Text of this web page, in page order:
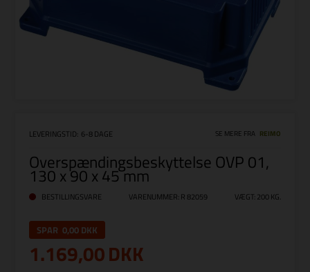
Overspændingsbeskyttelse OVP 01,
130 x 90 x 45 mm
BESTILLINGSVARE
LEVERINGSTID: 6-8 DAGE
VARENUMMER:R 82059
SE MERE FRA REIMO
VÆGT:200 KG.
SPAR 0,00 DKK
1.169,00DKK